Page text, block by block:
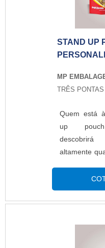
STAND UP
MP
TRÊS
Quem está
up pouch
altamente
melhor
e
preço